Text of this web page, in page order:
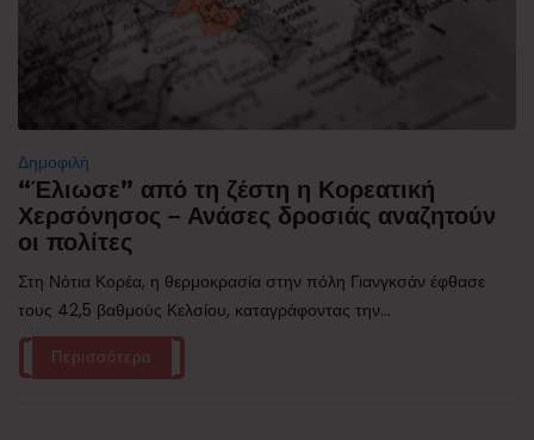
Δημοφιλή
“Έλιωσε” από τη ζέστη η Κορεατική
Χερσόνησος – Ανάσες δροσιάς αναζητούν
οι πολίτες
Στη Νότια Κορέα, η θερμοκρασία στην πόλη Γιανγκσάν έφθασε
τους 42,5 βαθμούς Κελσίου, καταγράφοντας την...
Περισσότερα